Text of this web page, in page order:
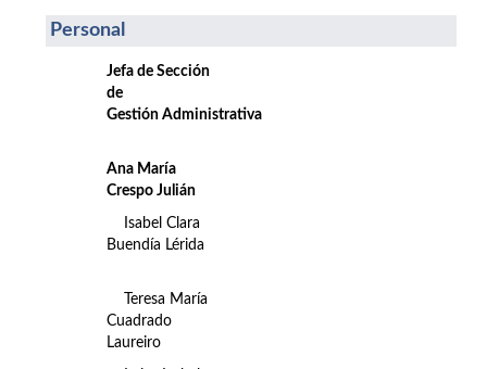
Personal
Jefa de Sección
de
Gestión Administrativa
Ana María
Crespo Julián
Isabel Clara
Buendía Lérida
Teresa María
Cuadrado
Laureiro